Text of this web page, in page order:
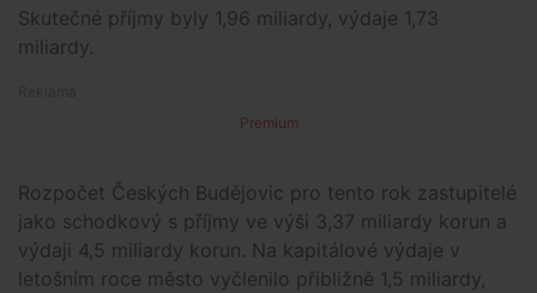
Skutečné příjmy byly 1,96 miliardy, výdaje 1,73
miliardy.
Premium
Rozpočet Českých Budějovic pro tento rok zastupitelé
jako schodkový s příjmy ve výši 3,37 miliardy korun a
výdaji 4,5 miliardy korun. Na kapitálové výdaje v
letošním roce město vyčlenilo přibližně 1,5 miliardy,